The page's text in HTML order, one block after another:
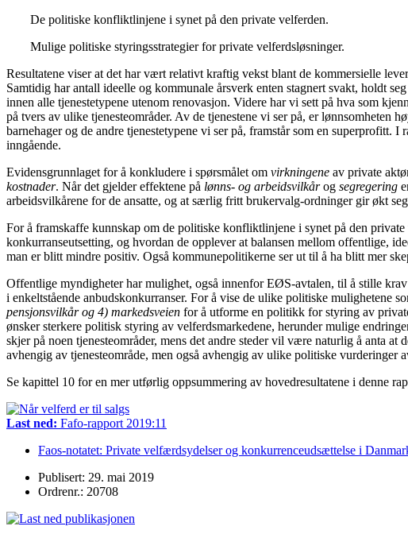
De politiske konfliktlinjene i synet på den private velferden.
Mulige politiske styringsstrategier for private velferdsløsninger.
Resultatene viser at det har vært relativt kraftig vekst blant de kommersielle
Samtidig har antall ideelle og kommunale årsverk enten stagnert svakt, holdt
innen alle tjenestetypene utenom renovasjon. Videre har vi sett på hva som
på tvers av ulike tjenesteområder. Av de tjenestene vi ser på, er lønnsomheten
barnehager og de andre tjenestetypene vi ser på, framstår som en superprofitt.
inngående.
Evidensgrunnlaget for å konkludere i spørsmålet om virkningene av private
kostnader. Når det gjelder effektene på lønns- og arbeidsvilkårog segregering
arbeidsvilkårene for de ansatte, og at særlig fritt brukervalg-ordninger gir økt
For å framskaffe kunnskap om de politiske konfliktlinjene i synet på den
konkurranseutsetting, og hvordan de opplever at balansen mellom offentlige,
man er blitt mindre positiv. Også kommunepolitikerne ser ut til å ha blitt mer
Offentlige myndigheter har mulighet, også innenfor EØS-avtalen, til å stille
i enkeltstående anbudskonkurranser. For å vise de ulike politiske mulighetene
pensjonsvilkår og 4) markedsveien for å utforme en politikk for styring av
ønsker sterkere politisk styring av velferdsmarkedene, herunder mulige
skjer på noen tjenesteområder, mens det andre steder vil være naturlig å
avhengig av tjenesteområde, men også avhengig av ulike politiske
Se kapittel 10 for en mer utførlig oppsummering av hovedresultatene i denne
Last ned: Fafo-rapport 2019:11
Faos-notatet: Private velfærdsydelser og konkurrenceudsættelse i
Publisert: 29. mai 2019
Ordrenr.: 20708